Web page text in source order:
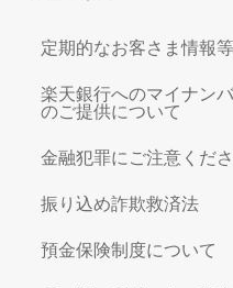
定期的なお客さま情報
楽天銀行へのマイナン
のご提供について
金融犯罪にご注意くださ
振り込め詐欺救済法
預金保険制度について